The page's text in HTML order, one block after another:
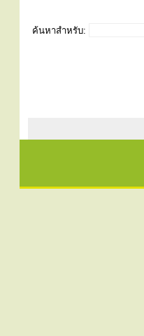
ค้นหาสำหรับ: